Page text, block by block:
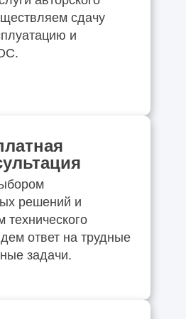
сдачу
и
решений и
технического
ответ на трудные
задачи.